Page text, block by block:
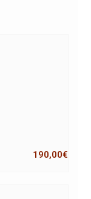
190,00€